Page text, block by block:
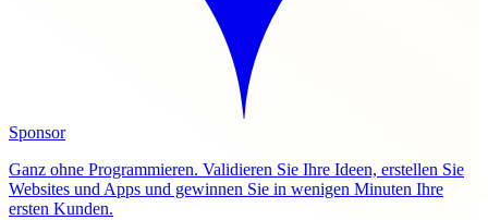
Sponsor
Ganz ohne Programmieren. Validieren Sie Ihre Ideen, erstellen Sie
Websites und Apps und gewinnen Sie in wenigen Minuten Ihre
ersten Kunden.